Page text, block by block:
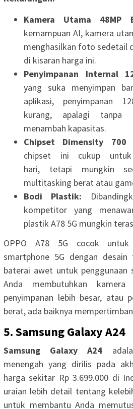
Kamera Utama 48MP
kemampuan AI, kamera
menghasilkan foto sedetail
di kisaran harga ini.
Penyimpanan Internal
yang suka menyimpan
aplikasi, penyimpanan
kurang, apalagi tanpa
menambah kapasitas.
Chipset Dimensity 700
chipset ini cukup untuk
hari, tetapi mungkin
multitasking berat atau
Bodi Plastik:
kompetitor yang
plastik A78 5G mungkin
OPPO A78 5G cocok
smartphone 5G dengan
baterai awet untuk penggunaan
Anda membutuhkan
penyimpanan lebih besar, atau
berat, ada baiknya
5. Samsung Galaxy A24
Samsung Galaxy A24
menengah yang dirilis pada
harga sekitar Rp 3.699.000 di
uraian lebih detail tentang
untuk membantu Anda